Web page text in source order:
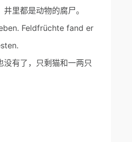
里都是动物的腐尸。
Feldfrüchte fand er
有了，只剩猫和一两只